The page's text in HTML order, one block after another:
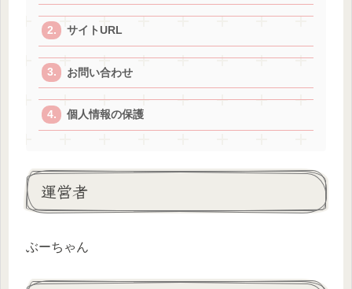
サイトURL
お問い合わせ
個人情報の保護
運営者
ぶーちゃん